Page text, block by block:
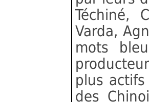
Téchiné,
Varda,
mots
plus
des